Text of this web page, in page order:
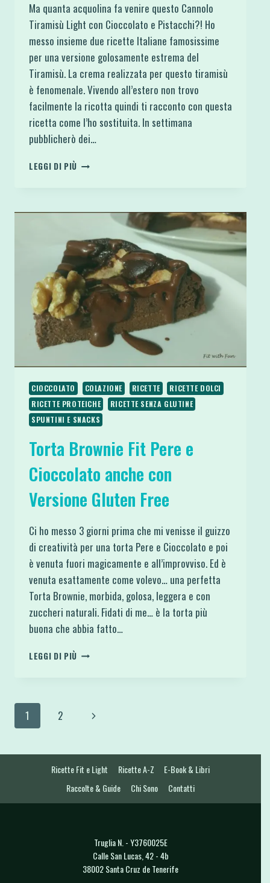
Ma quanta acquolina fa venire questo Cannolo
Tiramisù Light con Cioccolato e Pistacchi?! Ho
messo insieme due ricette Italiane famosissime
per una versione golosamente estrema del
Tiramisù. La crema realizzata per questo tiramisù
è fenomenale. Vivendo all’estero non trovo
facilmente la ricotta quindi ti racconto con questa
ricetta come l’ho sostituita. In settimana
pubblicherò dei…
LEGGI DI PIÙ CANNOLO
CIOCCOLATO
PISTACCHI
CIOCCOLATO COLAZIONE RICETTE
RICETTE DOLCI
RICETTE PROTEICHE
RICETTE SENZA GLUTINE
SPUNTINI E SNACKS
Torta Brownie Fit Pere e
Cioccolato anche con
Versione Gluten Free
Ci ho messo 3 giorni prima che mi venisse il guizzo
di creatività per una torta Pere e Cioccolato e poi
è venuta fuori magicamente e all’improvviso. Ed è
venuta esattamente come volevo… una perfetta
Torta Brownie, morbida, golosa, leggera e con
zuccheri naturali. Fidati di me… è la torta più
buona che abbia fatto…
LEGGI DI PIÙ TORTA
CIOCCOLATO
VERSIONE
GLUTEN
Navigazione
1 2
Pagina
Ricette Fit e Light Ricette A-Z
E-Book & Libri
Raccolte & Guide
Chi Sono Contatti
Truglia N. - Y3760025E
Calle San Lucas, 42 - 4b
38002 Santa Cruz de Tenerife